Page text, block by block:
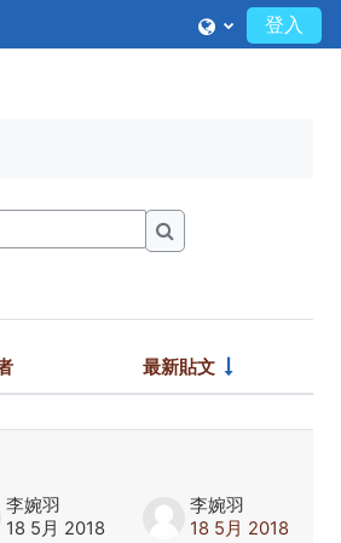
登入
搜尋討論區
最新貼文
李婉羽
18 5月 2018
李婉羽
18 5月 2018